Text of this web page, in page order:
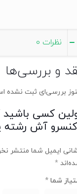
نظرات 0
و بررسی‌ها
بررسی‌ای ثبت نشده
کسی
آش رشته پامیر
ایمیل شما منتشر
*
شما *